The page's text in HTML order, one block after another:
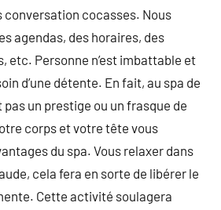
conversation cocasses. Nous
agendas, des horaires, des
etc. Personne n’est imbattable et
d’une détente. En fait, au spa de
pas un prestige ou un frasque de
corps et votre tête vous
du spa. Vous relaxer dans
cela fera en sorte de libérer le
Cette activité soulagera